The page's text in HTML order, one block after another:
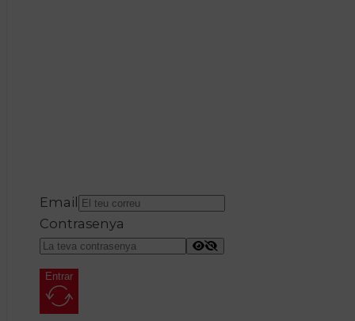
Email
Contrasenya
Entrar